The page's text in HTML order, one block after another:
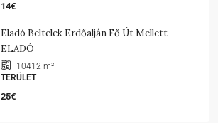
14€
Eladó Beltelek Erdőalján Fő Út Mellett –
ELADÓ
10412 m²
TERÜLET
25€